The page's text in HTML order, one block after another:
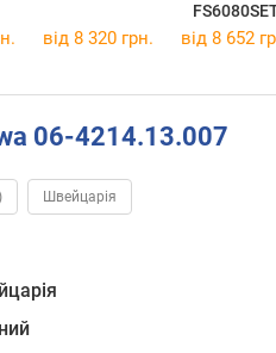
від 8 320 грн. від 8 652
06-4214.13.007
Швейцарія